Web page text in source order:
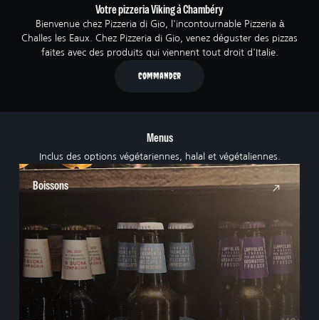
Votre pizzeria Viking à Chambéry
Bienvenue chez Pizzeria di Gio, l'incontournable Pizzeria à
Challes les Eaux. Chez Pizzeria di Gio, venez déguster des pizzas
faites avec des produits qui viennent tout droit d'Italie.
Commander
Menus
Inclus des options végétariennes, halal et végétaliennes.
Boissons